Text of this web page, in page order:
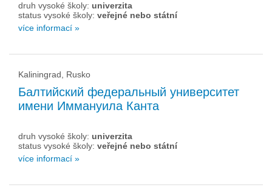
druh vysoké školy: univerzita
status vysoké školy: veřejné nebo státní
více informací »
Kaliningrad, Rusko
Балтийский федеральный университет
имени Иммануила Канта
druh vysoké školy: univerzita
status vysoké školy: veřejné nebo státní
více informací »